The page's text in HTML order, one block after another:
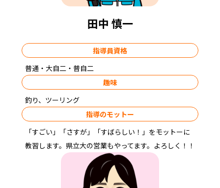
田中 慎一
指導員資格
普通・大自二・普自二
趣味
釣り、ツーリング
指導のモットー
「すごい」「さすが」「すばらしい！」をモットーに
教習します。県立大の営業もやってます。よろしく！！